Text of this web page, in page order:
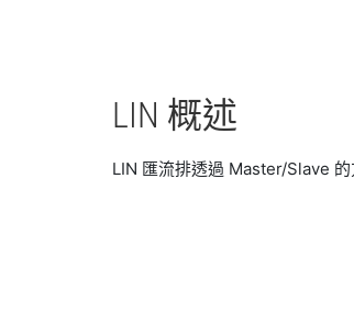
LIN 概述
LIN 匯流排透過 Master/Slave